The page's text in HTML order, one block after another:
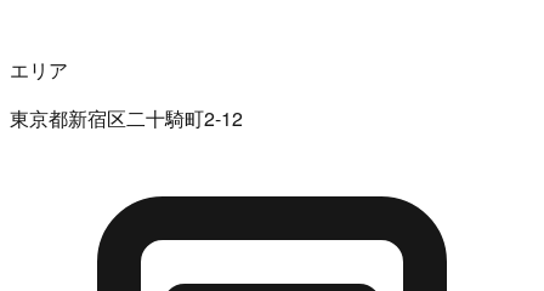
エリア
東京都新宿区二十騎町2-12